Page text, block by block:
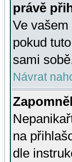
právě
Ve
pokud
sami
Návrat
na
dle